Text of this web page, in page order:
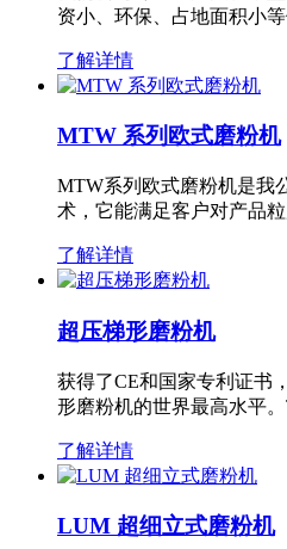
资小、环保、占地面积小
了解详情
MTW 系列欧式磨粉机
MTW系列欧式磨粉机是我
术，它能满足客户对产品
了解详情
超压梯形磨粉机
获得了CE和国家专利证书
形磨粉机的世界最高水平
了解详情
LUM 超细立式磨粉机